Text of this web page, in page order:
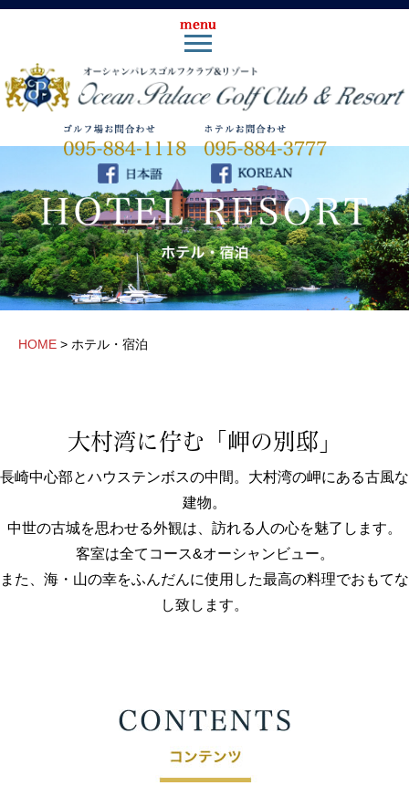
HOME > ホテル・宿泊
大村湾に佇む「岬の別邸」
長崎中心部とハウステンボスの中間。大村湾の岬にある古風な
建物。
中世の古城を思わせる外観は、訪れる人の心を魅了します。
客室は全てコース&オーシャンビュー。
また、海・山の幸をふんだんに使用した最高の料理でおもてな
し致します。